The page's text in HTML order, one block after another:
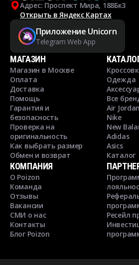
Адрес: Проспект Мира, 188Бк3
Открыть в Яндекс Картах
Приложение Unicorn
Telegram Web App
МАГАЗИН
Магазин в Москве
Оплата
Доставка
Помощь
Гарантия и
безопасность
Проверка на
оригинальность
Как выбрать размер
Обмен и возврат
Одежда
Все
Air Jordan
Nike
New
Adidas
Asics
Каталог
КОМПАНИЯ
О Poizon
Команда
Отзывы
Вакансии
СМИ о нас
Контакты
Блог Poizon
Ресейл